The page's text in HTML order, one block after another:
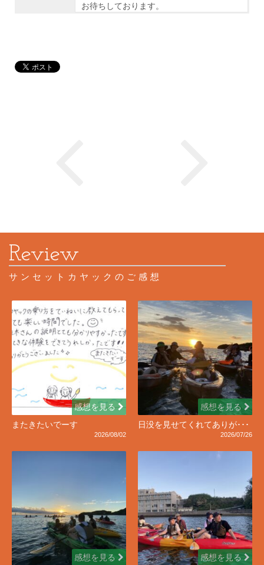
お待ちしております。
サンセットカヤックのご感想
感想を見る
またきたいでーす
2026/08/02
感想を見る
日没を見せてくれてありが･･･
2026/07/26
感想を見る 感想を見る